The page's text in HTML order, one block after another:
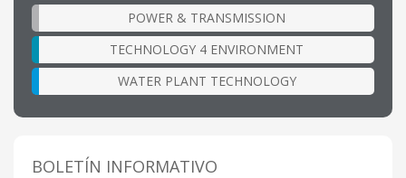
POWER & TRANSMISSION
TECHNOLOGY 4 ENVIRONMENT
WATER PLANT TECHNOLOGY
BOLETÍN INFORMATIVO